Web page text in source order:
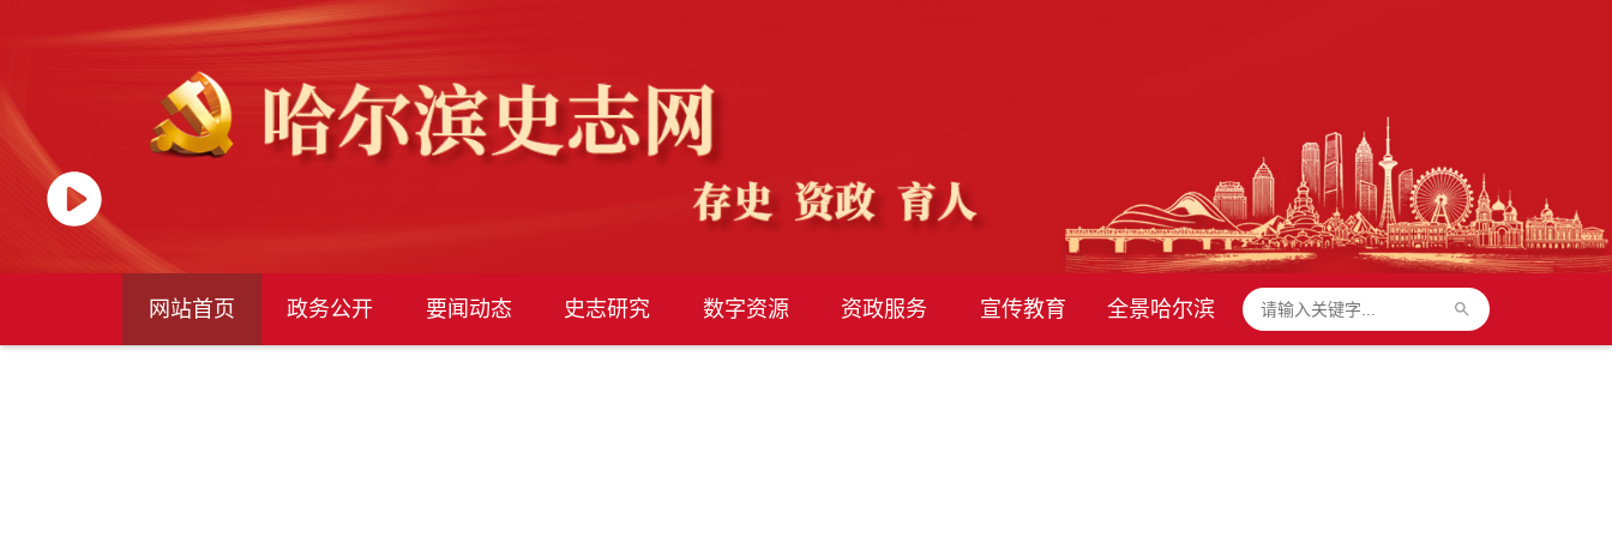
网站首页 政务公开 要闻动态 史志研究 数字资源 资政服务 宣传教育 全景哈尔滨